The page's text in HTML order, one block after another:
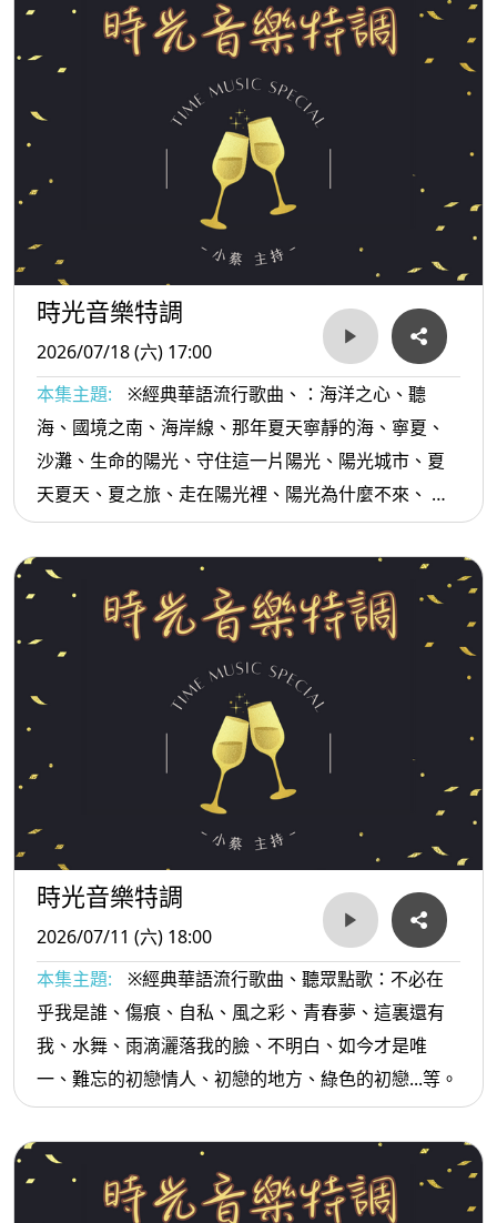
時光音樂特調
2026/07/18 (六) 17:00
本集主題:
※經典華語流行歌曲、：海洋之心、聽
海、國境之南、海岸線、那年夏天寧靜的海、寧夏、
沙灘、生命的陽光、守住這一片陽光、陽光城市、夏
天夏天、夏之旅、走在陽光裡、陽光為什麼不來、 夏
夜燃燒的夢...等。
時光音樂特調
2026/07/11 (六) 18:00
本集主題:
※經典華語流行歌曲、聽眾點歌：不必在
乎我是誰、傷痕、自私、風之彩、青春夢、這裏還有
我、水舞、雨滴灑落我的臉、不明白、如今才是唯
一、難忘的初戀情人、初戀的地方、綠色的初戀...等。